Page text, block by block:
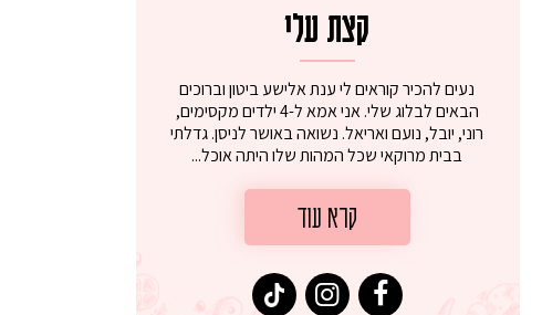
קצת עלי
נעים להכיר קוראים לי ענת אלישע ביטון וברוכים
הבאים לבלוג שלי. אני אמא ל-4 ילדים מקסימים,
רוני, יובל, נועם ואריאל. נשואה באושר לניסן. גדלתי
בבית מרוקאי שכל המהות שלו היתה אוכל...
קרא עוד